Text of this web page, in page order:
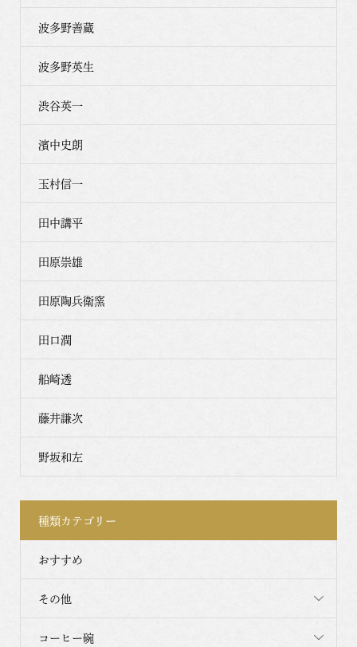
波多野善蔵
波多野英生
渋谷英一
濱中史朗
玉村信一
田中講平
田原崇雄
田原陶兵衛窯
田口潤
船崎透
藤井謙次
野坂和左
種類カテゴリー
おすすめ
その他
コーヒー碗